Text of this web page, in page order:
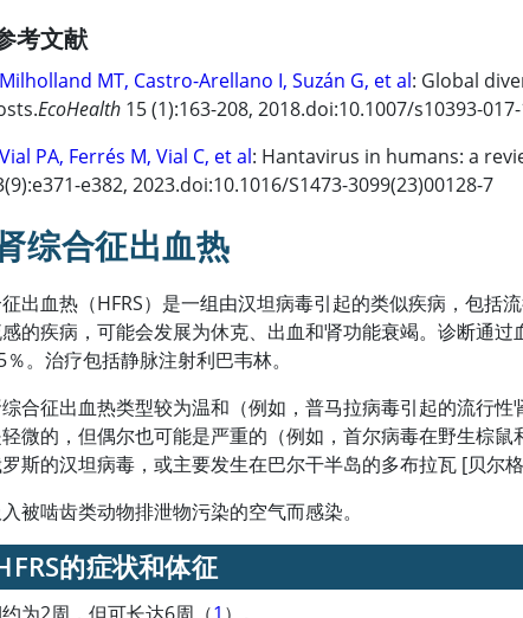
考文献
Milholland MT, Castro-Arellano I, Suzán G, et al: Global
EcoHealth 15 (1):163-208, 2018.doi:10.1007/s10393-
Vial PA, Ferrés M, Vial C, et al: Hantavirus in humans: a
e382, 2023.doi:10.1016/S1473-3099(23)00128-7
综合征出血热
出血热（HFRS）是一组由汉坦病毒引起的类似疾病，包括
的疾病，可能会发展为休克、出血和肾功能衰竭。诊断通
％。治疗包括静脉注射利巴韦林。
合征出血热类型较为温和（例如，普马拉病毒引起的流行
微的，但偶尔也可能是严重的（例如，首尔病毒在野生棕
斯的汉坦病毒，或主要发生在巴尔干半岛的多布拉瓦 [贝尔
被啮齿类动物排泄物污染的空气而感染。
的症状和体征